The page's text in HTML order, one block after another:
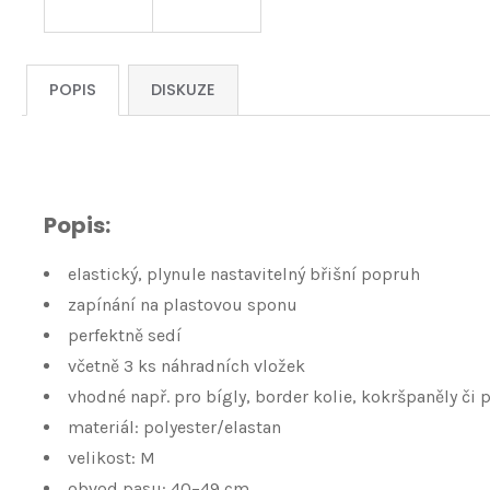
POPIS DISKUZE
Popis:
elastický, plynule nastavitelný břišní popruh
zapínání na plastovou sponu
perfektně sedí
včetně 3 ks náhradních vložek
vhodné např. pro bígly, border kolie, kokršpaněly či
materiál: polyester/elastan
velikost: M